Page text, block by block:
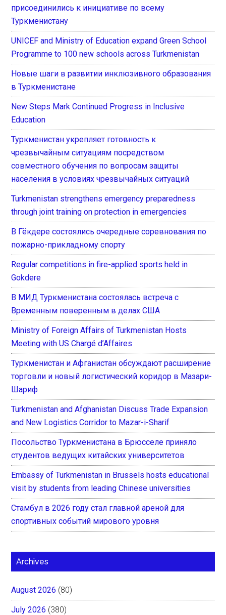
присоединились к инициативе по всему
Туркменистану
UNICEF and Ministry of Education expand Green School
Programme to 100 new schools across Turkmenistan
Новые шаги в развитии инклюзивного образования
в Туркменистане
New Steps Mark Continued Progress in Inclusive
Education
Туркменистан укрепляет готовность к
чрезвычайным ситуациям посредством
совместного обучения по вопросам защиты
населения в условиях чрезвычайных ситуаций
Turkmenistan strengthens emergency preparedness
through joint training on protection in emergencies
В Гёкдере состоялись очередные соревнования по
пожарно-прикладному спорту
Regular competitions in fire-applied sports held in
Gokdere
В МИД Туркменистана состоялась встреча с
Временным поверенным в делах США
Ministry of Foreign Affairs of Turkmenistan Hosts
Meeting with US Chargé d’Affaires
Туркменистан и Афганистан обсуждают расширение
торговли и новый логистический коридор в Мазари-
Шариф
Turkmenistan and Afghanistan Discuss Trade Expansion
and New Logistics Corridor to Mazar-i-Sharif
Посольство Туркменистана в Брюсселе приняло
студентов ведущих китайских университетов
Embassy of Turkmenistan in Brussels hosts educational
visit by students from leading Chinese universities
Стамбул в 2026 году стал главной ареной для
спортивных событий мирового уровня
Archives
August 2026 (80)
July 2026 (380)